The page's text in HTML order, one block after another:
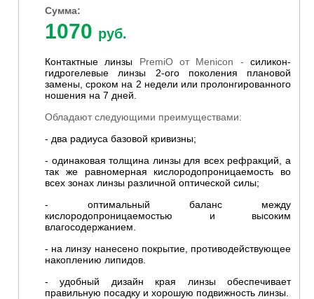
Сумма:
1070 руб.
Контактные линзы PremiO от Menicon - силикон-
гидрогелевые линзы 2-ого поколения плановой
замены, сроком на 2 недели или пролонгированного
ношения на 7 дней.
Обладают следующими преимуществами:
- два радиуса базовой кривизны;
- одинаковая толщина линзы для всех рефракций, а
так же равномерная кислородопроницаемость во
всех зонах линзы различной оптической силы;
- оптимальный баланс между
кислородопроницаемостью и высоким
влагосодержанием.
- на линзу нанесено покрытие, противодействующее
накоплению липидов.
- удобный дизайн края линзы обеспечивает
правильную посадку и хорошую подвижность линзы.